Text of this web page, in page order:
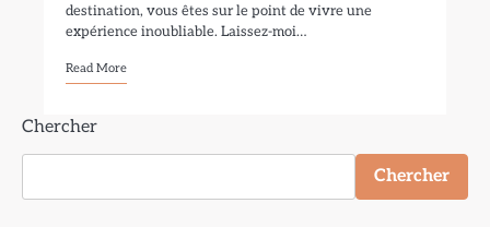
destination, vous êtes sur le point de vivre une
expérience inoubliable. Laissez-moi…
Read More
Chercher
Chercher